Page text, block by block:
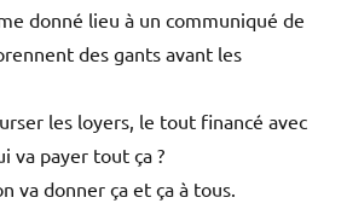
donné lieu à un communiqué de
des gants avant les
les loyers, le tout financé avec
va payer tout ça ?
va donner ça et ça à tous.